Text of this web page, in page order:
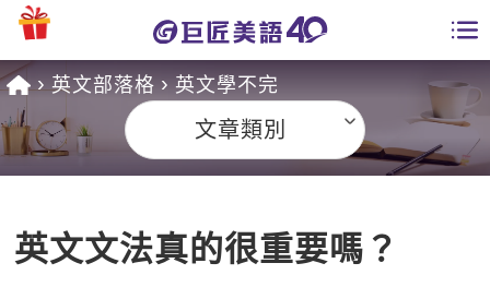
課程總覽
英文課程總表
學員專區
英文部落格 英文學不完
文章類別
英文文法真的很重要嗎？